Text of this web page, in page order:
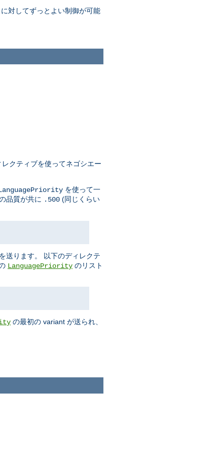
対してずっとよい制御が可能
レクティブを使ってネゴシエー
を使って一
品質が共に .500 (同じくらい
送ります。 以下のディレクテ
LanguagePriority のリスト
の最初の variant が送られ、